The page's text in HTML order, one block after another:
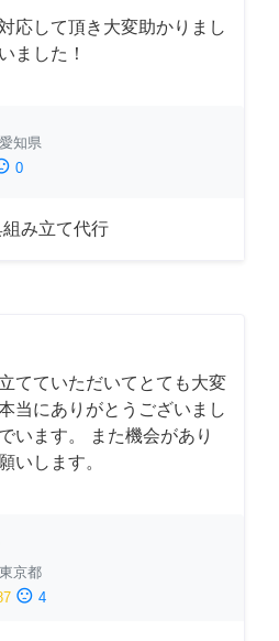
応して頂き大変助かりまし
ました！
愛知県
0
組み立て代行
てていただいてとても大変
当にありがとうございまし
います。 また機会があり
いします。
東京都
sentiment_dissatisfied 4